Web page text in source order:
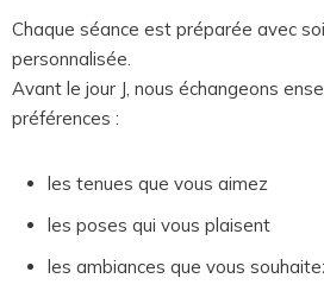
Chaque séance est préparée avec
personnalisée.
Avant le jour J, nous échangeons
préférences :
les tenues que vous aimez
les poses qui vous plaisent
les ambiances que vous